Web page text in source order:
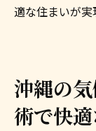
ムの
リフ
適な住まいが実
沖縄の
術で快